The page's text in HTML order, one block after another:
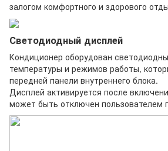
залогом комфортного и здорового
Светодиодный дисплей
Кондиционер оборудован
температуры и режимов работы,
передней панели внутреннего блока.
Дисплей активируется после
может быть отключен пользователем